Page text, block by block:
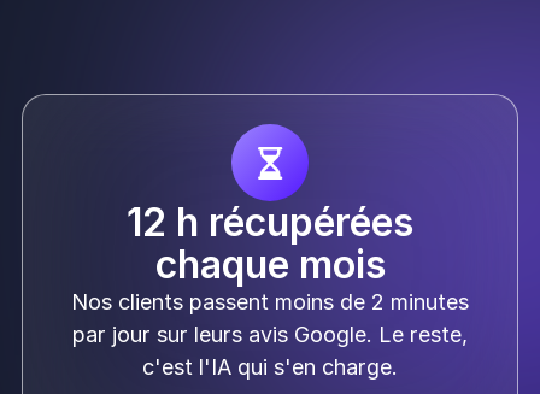
12 h récupérées
chaque mois
Nos clients passent moins de 2 minutes
par jour sur leurs avis Google. Le reste,
c'est l'IA qui s'en charge.